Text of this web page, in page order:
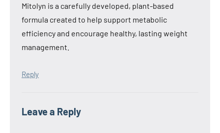
Mitolyn is a carefully developed, plant-based
formula created to help support metabolic
efficiency and encourage healthy, lasting weight
management.
Reply
Leave a Reply